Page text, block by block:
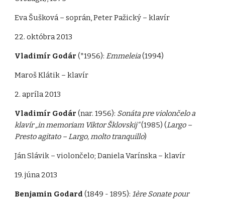
Eva Šušková – soprán, Peter Pažický – klavír
22. októbra 2013
Vladimír Godár (*1956):Emmeleia(1994)
Maroš Klátik – klavír
2. apríla 2013
Vladimír Godár (nar. 1956): Sonáta pre violončelo a
klavír „in memoriam Viktor Šklovskij“(1985) (Largo –
Presto agitato – Largo, molto tranquillo)
Ján Slávik – violončelo; Daniela Varínska – klavír
19. júna 2013
Benjamin Godard (1849 - 1895): 1ère Sonate pour